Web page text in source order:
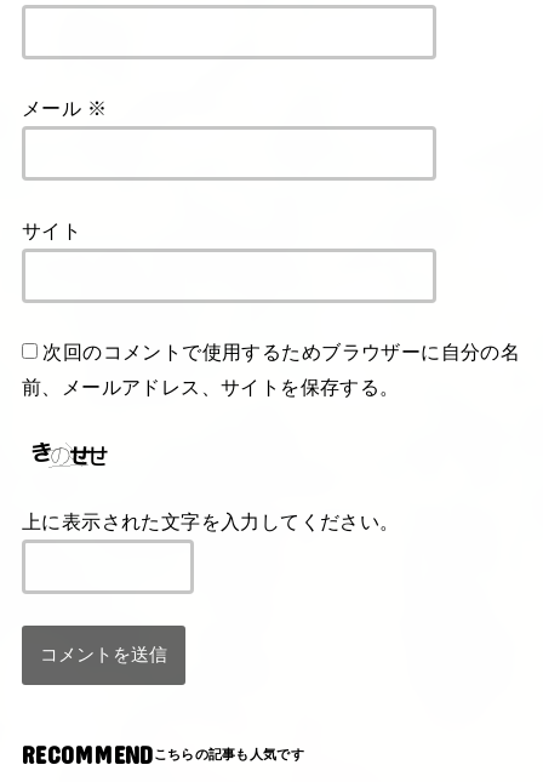
メール ※
サイト
次回のコメントで使用するためブラウザーに自分の名
前、メールアドレス、サイトを保存する。
上に表示された文字を入力してください。
RECOMMEND